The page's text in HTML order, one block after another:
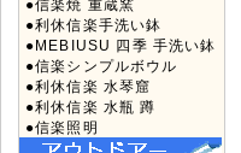
●信楽焼 重蔵窯
●利休信楽手洗い鉢
●MEBIUSU 四季 手洗い鉢
●信楽シンプルボウル
●利休信楽 水琴窟
●利休信楽 水瓶 蹲
●信楽照明